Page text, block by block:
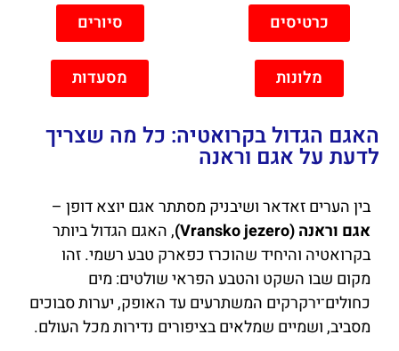
כרטיסים סיורים
מלונות מסעדות
האגם הגדול בקרואטיה: כל מה שצריך
לדעת על אגם וראנה
בין הערים זאדאר ושיבניק מסתתר אגם יוצא דופן –
אגם וראנה (Vransko jezero)
, האגם הגדול ביותר
בקרואטיה והיחיד שהוכרז כפארק טבע רשמי. זהו
מקום שבו השקט והטבע הפראי שולטים: מים
כחולים־ירקרקים המשתרעים עד האופק, יערות סבוכים
מסביב, ושמיים שמלאים בציפורים נדירות מכל העולם.